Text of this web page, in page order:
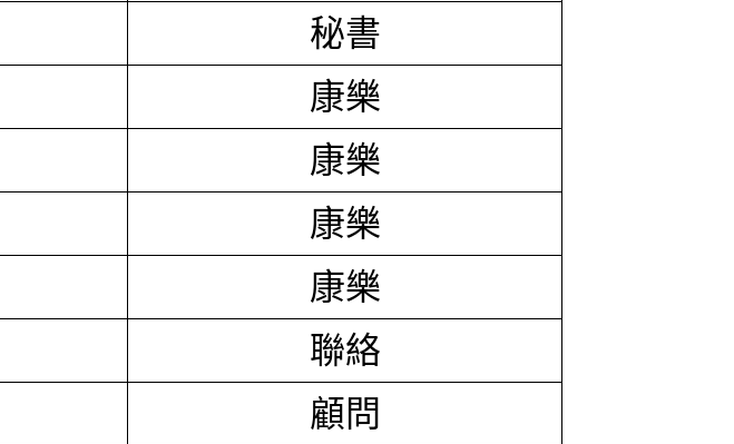
秘書
康樂
康樂
康樂
康樂
聯絡
顧問